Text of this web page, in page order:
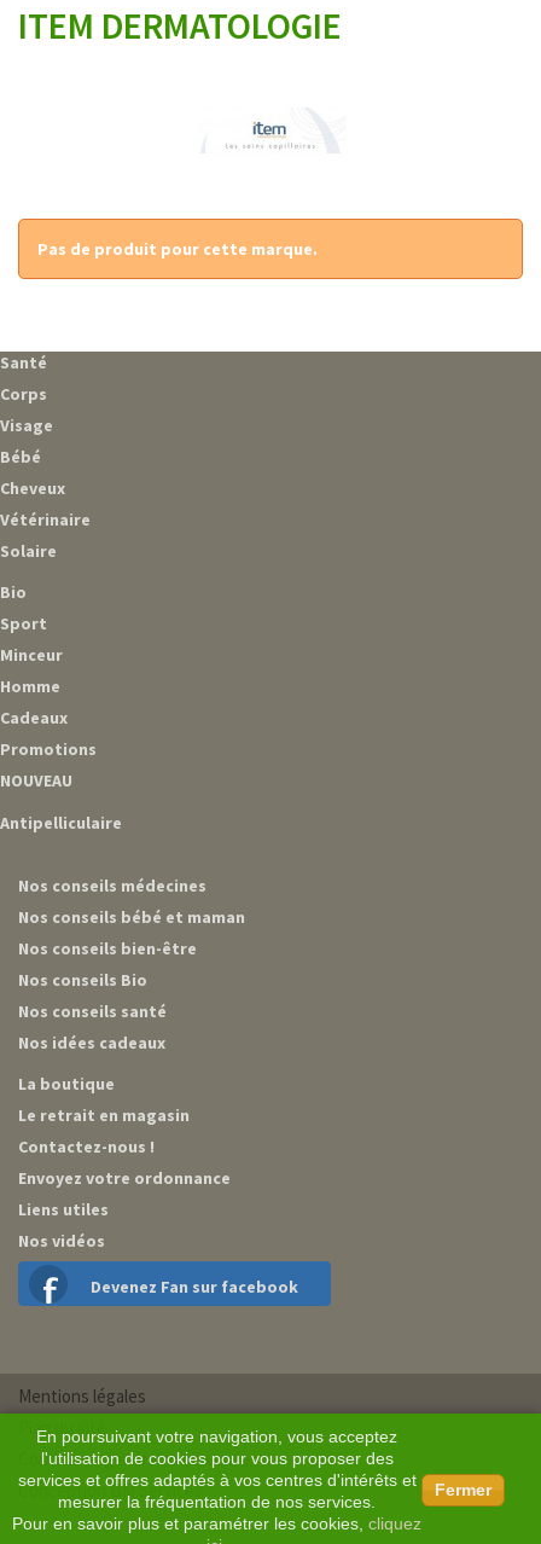
ITEM DERMATOLOGIE
Pas de produit pour cette marque.
Santé
Corps
Visage
Bébé
Cheveux
Vétérinaire
Solaire
Bio
Sport
Minceur
Homme
Cadeaux
Promotions
NOUVEAU
Antipelliculaire
Nos conseils médecines
Nos conseils bébé et maman
Nos conseils bien-être
Nos conseils Bio
Nos conseils santé
Nos idées cadeaux
La boutique
Le retrait en magasin
Contactez-nous !
Envoyez votre ordonnance
Liens utiles
Nos vidéos
Devenez Fan sur facebook
En poursuivant votre navigation, vous acceptez
l'utilisation de cookies pour vous proposer des
services et offres adaptés à vos centres d'intérêts et
mesurer la fréquentation de nos services.
Pour en savoir plus et paramétrer les cookies, cliquez
Fermer
Mentions légales
Plan du site
Conditions générales de vente
Conception BM Services